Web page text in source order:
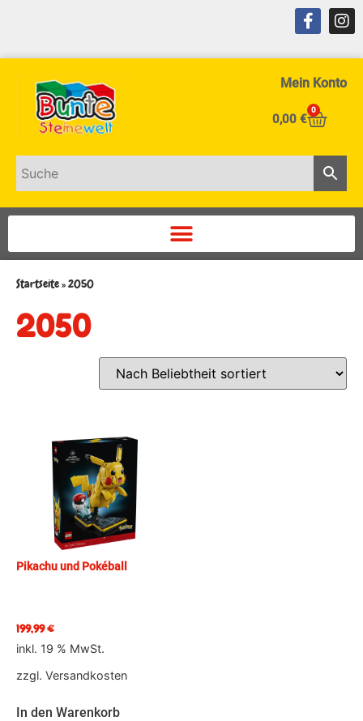
Mein Konto
0,00 €
0
Startseite»2050
2050
Pikachu und Pokéball
199,99€
inkl. 19 % MwSt.
zzgl. Versandkosten
In den Warenkorb